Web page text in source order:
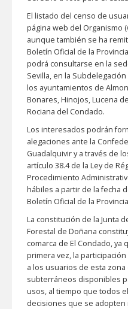
El listado del censo de
página web del Organismo
aunque también se ha
Boletín Oficial de la
podrá consultarse en la
Sevilla, en la
los ayuntamientos de
Bonares, Hinojos, Lucena
Rociana del Condado.
Los interesados podrán
alegaciones ante la
Guadalquivir y a través de
artículo 38.4 de la Ley de
Procedimiento
hábiles a partir de la fecha
Boletín Oficial de la
La constitución de la Junta
Forestal de Doñana
comarca de El Condado,
primera vez, la
a los usuarios de esta
subterráneos disponibles
usos, al tiempo que todos
decisiones que se